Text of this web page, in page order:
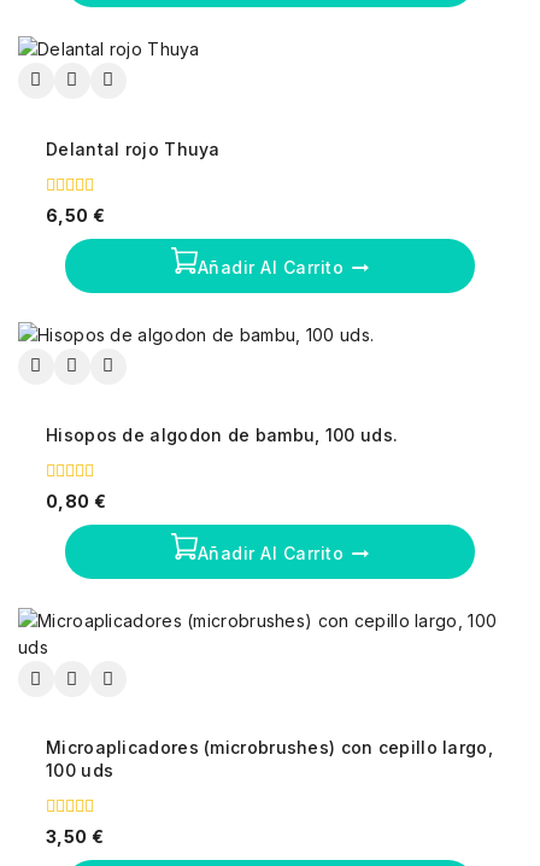
Delantal rojo Thuya
0
fuera
6,50 €
Añadir Al Carrito
Hisopos de algodon de bambu, 100 uds.
0
fuera
0,80 €
Añadir Al Carrito
Microaplicadores (microbrushes) con cepillo largo,
100 uds
0
fuera
3,50 €